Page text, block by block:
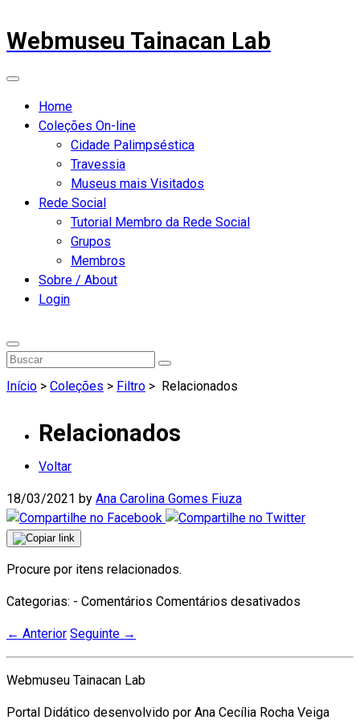
Webmuseu Tainacan Lab
Home
Coleções On-line
Cidade Palimpséstica
Travessia
Museus mais Visitados
Rede Social
Tutorial Membro da Rede Social
Grupos
Membros
Sobre / About
Login
Início > Coleções > Filtro > Relacionados
Relacionados
Voltar
18/03/2021 by Ana Carolina Gomes Fiuza
Procure por itens relacionados.
Categorias: - Comentários Comentários desativados
← Anterior Seguinte →
Webmuseu Tainacan Lab
Portal Didático desenvolvido por Ana Cecília Rocha Veiga